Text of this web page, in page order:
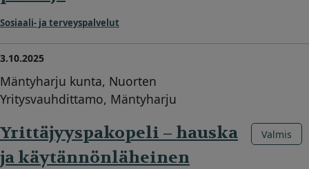
Sosiaali- ja terveyspalvelut
3.10.2025
Mäntyharju kunta, Nuorten
Yritysvauhdittamo, Mäntyharju
Yrittäjyyspakopeli – hauska
ja käytännönläheinen
Valmis